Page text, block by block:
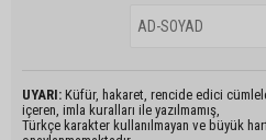
UYARI: Küfür, hakaret, rencide edici
içeren, imla kuralları ile yazılmamış,
Türkçe karakter kullanılmayan ve büyük